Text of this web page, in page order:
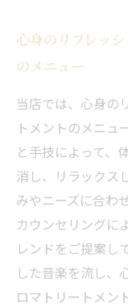
心身のリフレッ
のメニュー
当店では、心身の
トメントのメニュ
と手技によって、
消し、リラックス
みやニーズに合わ
カウンセリングに
レンドをご提案し
した音楽を流し、
ロマトリートメン